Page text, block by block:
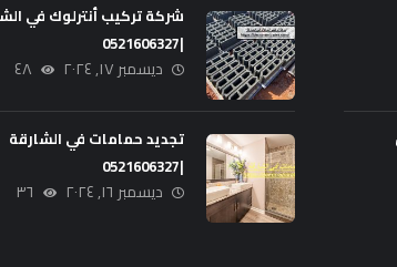
شركة تركيب أنترلوك في
|0521606327
ديسمبر ١٧, ٢٠٢٤ ٤٨
تجديد حمامات في الشارقة
|0521606327
ديسمبر ١٦, ٢٠٢٤ ٣٦